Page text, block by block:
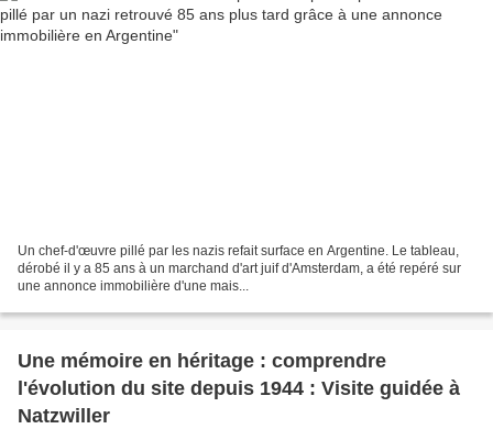
Un chef-d'œuvre pillé par les nazis refait surface en Argentine. Le tableau,
dérobé il y a 85 ans à un marchand d'art juif d'Amsterdam, a été repéré sur
une annonce immobilière d'une mais...
Une mémoire en héritage : comprendre
l'évolution du site depuis 1944 : Visite guidée à
Natzwiller